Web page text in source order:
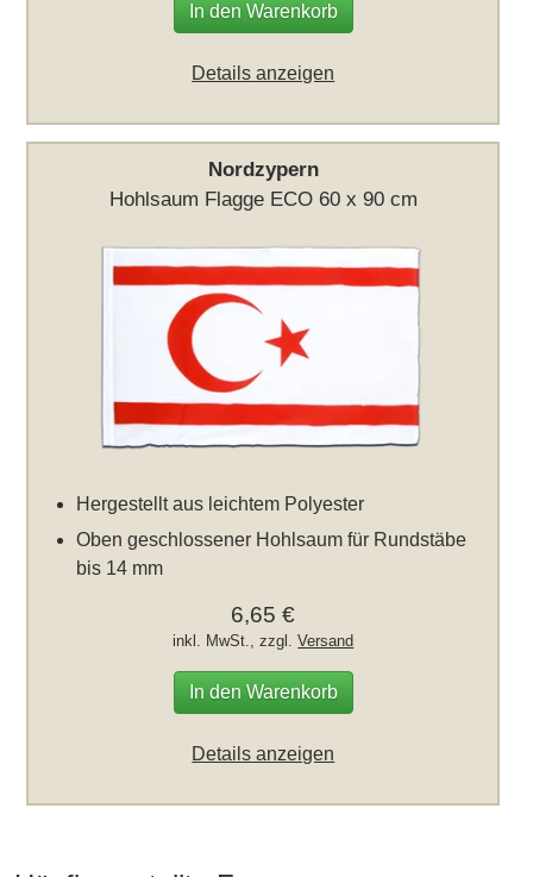
In den Warenkorb
Details anzeigen
Nordzypern
Hohlsaum Flagge ECO 60 x 90 cm
Hergestellt aus leichtem Polyester
Oben geschlossener Hohlsaum für Rundstäbe
bis 14 mm
6,65 €
inkl. MwSt., zzgl.Versand
In den Warenkorb
Details anzeigen